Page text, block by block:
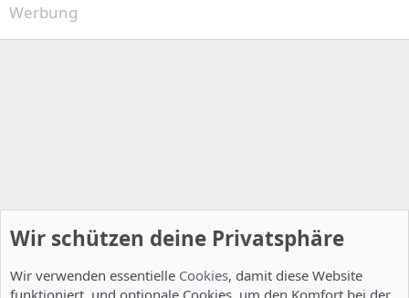
Werbung
Wir schützen deine Privatsphäre
Wir verwenden essentielle Cookies, damit diese Website
funktioniert, und optionale Cookies, um den Komfort bei der